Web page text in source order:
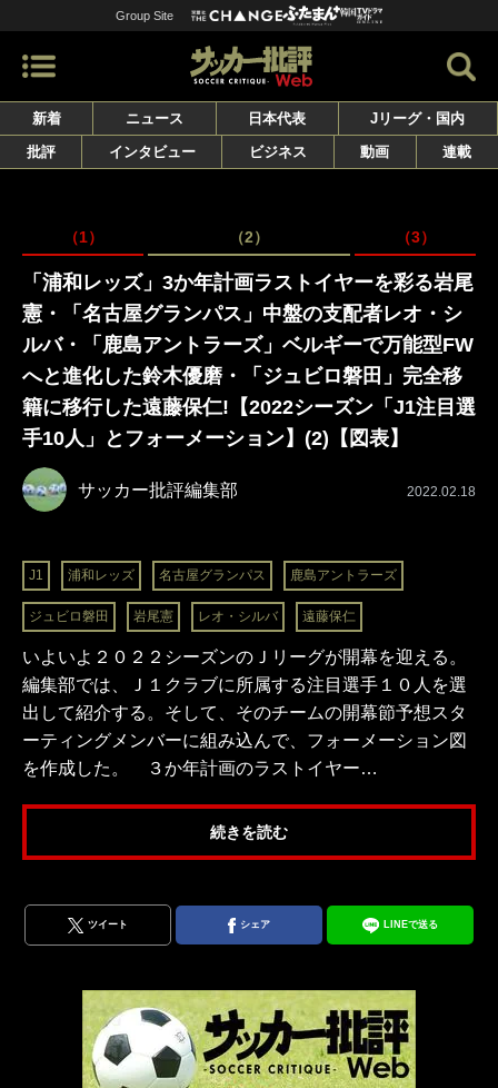
Group Site
新着 ニュース 日本代表
Jリーグ・国内
批評
インタビュー ビジネス 動画 連載
（1） （2） （3）
「浦和レッズ」3か年計画ラストイヤーを彩る岩尾
憲・「名古屋グランパス」中盤の支配者レオ・シ
ルバ・「鹿島アントラーズ」ベルギーで万能型FW
へと進化した鈴木優磨・「ジュビロ磐田」完全移
籍に移行した遠藤保仁!【2022シーズン「J1注目選
手10人」とフォーメーション】(2)【図表】
サッカー批評編集部 2022.02.18
J1 浦和レッズ 名古屋グランパス 鹿島アントラーズ
ジュビロ磐田 岩尾憲 レオ・シルバ 遠藤保仁
いよいよ２０２２シーズンのＪリーグが開幕を迎える。
編集部では、Ｊ１クラブに所属する注目選手１０人を選
出して紹介する。そして、そのチームの開幕節予想スタ
ーティングメンバーに組み込んで、フォーメーション図
を作成した。 ３か年計画のラストイヤー…
続きを読む
ツイート シェア LINEで送る